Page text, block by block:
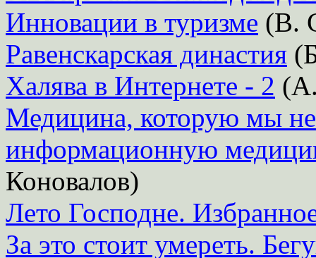
Инновации в туризме (В.
Равенскарская династия
Халява в Интернете - 2
Медицина, которую мы
информационную
Коновалов)
Лето Господне.
За это стоит умереть.